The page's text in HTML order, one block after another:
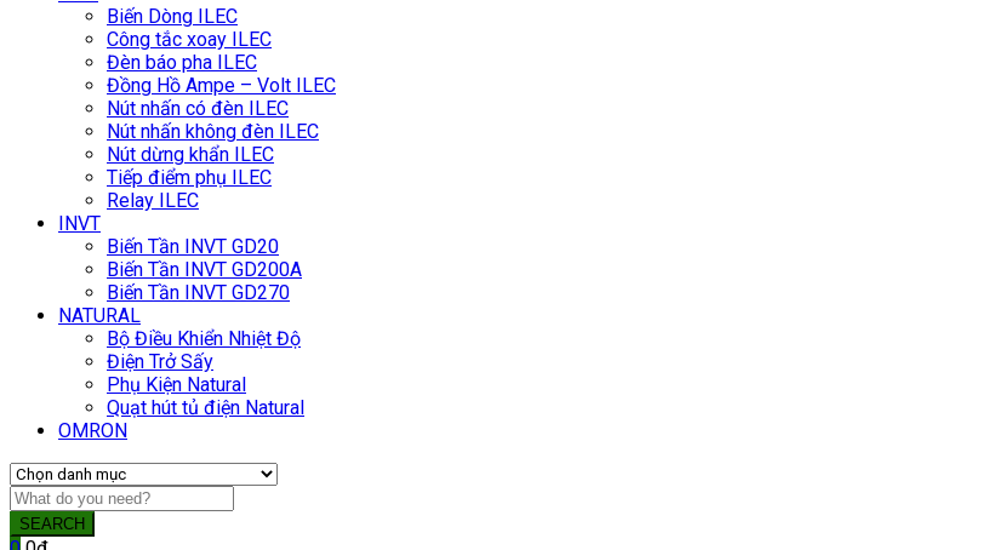
Biến Dòng ILEC
Công tắc xoay ILEC
Đèn báo pha ILEC
Đồng Hồ Ampe – Volt ILEC
Nút nhấn có đèn ILEC
Nút nhấn không đèn ILEC
Nút dừng khẩn ILEC
Tiếp điểm phụ ILEC
Relay ILEC
INVT
Biến Tần INVT GD20
Biến Tần INVT GD200A
Biến Tần INVT GD270
NATURAL
Bộ Điều Khiển Nhiệt Độ
Điện Trở Sấy
Phụ Kiện Natural
Quạt hút tủ điện Natural
OMRON
SEARCH